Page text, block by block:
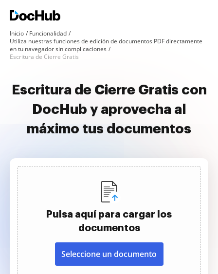
Inicio
Funcionalidad
Utiliza nuestras funciones de edición de documentos PDF directamente
en tu navegador sin complicaciones
Escritura de Cierre Gratis
Escritura de Cierre Gratis con
DocHub y aprovecha al
máximo tus documentos
Pulsa aquí para cargar los
documentos
Seleccione un documento